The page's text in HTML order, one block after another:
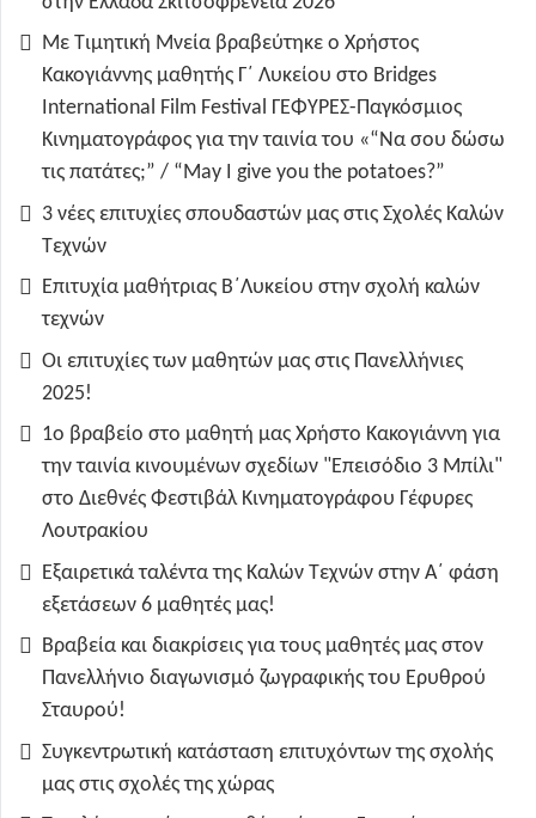
Με Τιμητική Μνεία βραβεύτηκε ο Χρήστος
Κακογιάννης μαθητής Γ΄ Λυκείου στο Bridges
International Film Festival ΓΕΦΥΡΕΣ-Παγκόσμιος
Κινηματογράφος για την ταινία του «“Να σου δώσω
τις πατάτες;” / “May I give you the potatoes?”
3 νέες επιτυχίες σπουδαστών μας στις Σχολές Καλών
Τεχνών
Επιτυχία μαθήτριας Β΄Λυκείου στην σχολή καλών
τεχνών
Οι επιτυχίες των μαθητών μας στις Πανελλήνιες
2025!
1ο βραβείο στο μαθητή μας Χρήστο Κακογιάννη για
την ταινία κινουμένων σχεδίων "Επεισόδιο 3 Μπίλι"
στο Διεθνές Φεστιβάλ Κινηματογράφου Γέφυρες
Λουτρακίου
Εξαιρετικά ταλέντα της Καλών Τεχνών στην Α΄ φάση
εξετάσεων 6 μαθητές μας!
Βραβεία και διακρίσεις για τους μαθητές μας στον
Πανελλήνιο διαγωνισμό ζωγραφικής του Ερυθρού
Σταυρού!
Συγκεντρωτική κατάσταση επιτυχόντων της σχολής
μας στις σχολές της χώρας